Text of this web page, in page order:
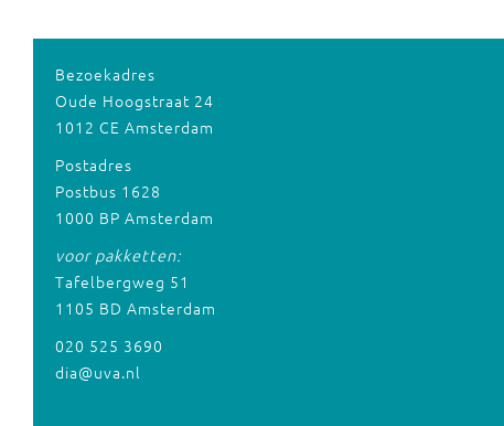
Bezoekadres
Oude Hoogstraat 24
1012 CE Amsterdam
Postadres
Postbus 1628
1000 BP Amsterdam
voor pakketten:
Tafelbergweg 51
1105 BD Amsterdam
020 525 3690
dia@uva.nl